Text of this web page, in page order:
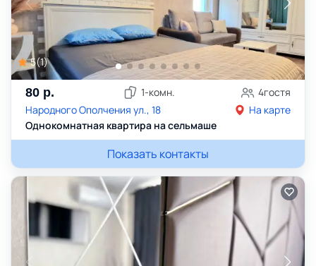
5(1)
80 р. 1-комн. 4гостя
Народного Ополчения ул., 18
На карте
Однокомнатная квартира на сельмаше
Показать контакты